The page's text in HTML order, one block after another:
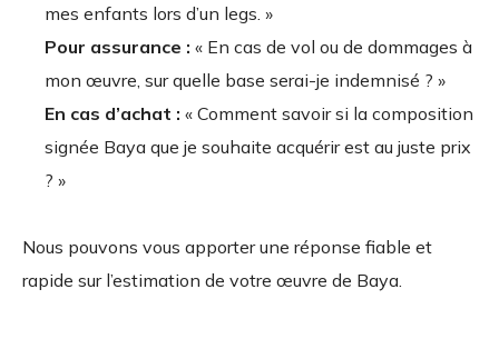
mes enfants lors d’un legs. »
Pour assurance : « En cas de vol ou de dommages à
mon œuvre, sur quelle base serai-je indemnisé ? »
En cas d’achat : « Comment savoir si la composition
signée Baya que je souhaite acquérir est au juste prix
? »
Nous pouvons vous apporter une réponse fiable et
rapide sur l’estimation de votre œuvre de Baya.